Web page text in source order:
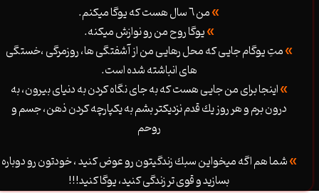
»من ٦ سال هست كه يوگا ميكنم.
»يوگا روح من رو نوازش ميكنه.
»متِ يوگام جايى كه محل رهايى من از آشفتگى ها، روزمرگى ،خستگى
هاى انباشته شده است.
»اينجا براى من جايى هست كه به جاى نگاه كردن به دنياى بيرون، به
درون برم و هر روز يك قدم نزديكتر بشم به يكپارچه كردن ذهن، جسم و
روحم
»شما هم اگه ميخواين سبك زندگيتون رو عوض كنيد ، خودتون رو دوباره
بسازيد و قوى تر زندگى كنيد، يوگا كنيد!!!